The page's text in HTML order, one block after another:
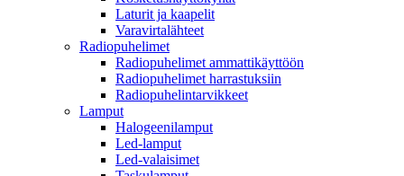
Laturit ja kaapelit
Varavirtalähteet
Radiopuhelimet
Radiopuhelimet ammattikäyttöön
Radiopuhelimet harrastuksiin
Radiopuhelintarvikkeet
Lamput
Halogeenilamput
Led-lamput
Led-valaisimet